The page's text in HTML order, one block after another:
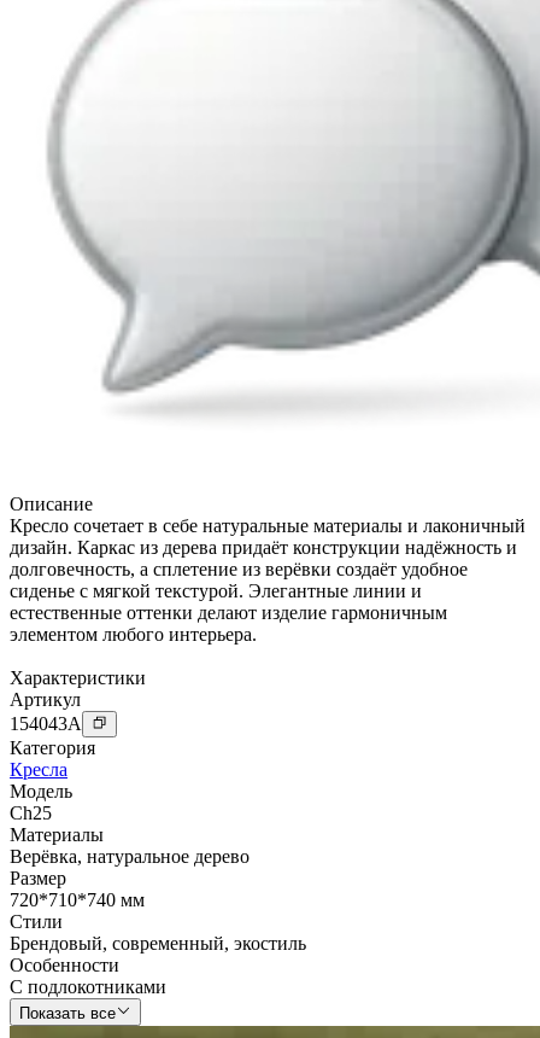
Описание
Кресло сочетает в себе натуральные материалы и лаконичный
дизайн. Каркас из дерева придаёт конструкции надёжность и
долговечность, а сплетение из верёвки создаёт удобное
сиденье с мягкой текстурой. Элегантные линии и
естественные оттенки делают изделие гармоничным
элементом любого интерьера.
Характеристики
Артикул
154043A
Категория
Кресла
Модель
Ch25
Материалы
Верёвка, натуральное дерево
Размер
720*710*740 мм
Стили
Брендовый, современный, экостиль
Особенности
С подлокотниками
Показать все